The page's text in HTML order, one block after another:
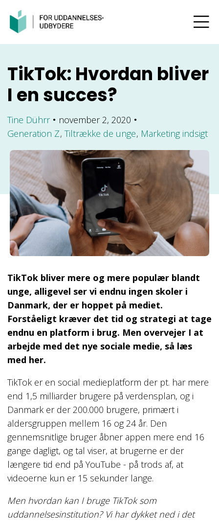
TikTok: Hvordan bliver
I en succes?
Tine Dührr● november 2, 2020 ●
Generation Z Tiltrække de unge Marketing indsigt
TikTok bliver mere og mere populær blandt
unge, alligevel ser vi endnu ingen skoler i
Danmark, der er hoppet på mediet.
Forståeligt kræver det tid og strategi at tage
endnu en platform i brug. Men overvejer I at
arbejde med det nye sociale medie, så læs
med her.
TikTok er en social medieplatform der pt. har mere
end 1,5 milliarder brugere på verdensplan, og i
Danmark er der 200.000 brugere, primært i
aldersgruppen mellem 16 og 24 år. Den
gennemsnitlige bruger åbner appen mere end 16
gange dagligt, og tal viser, at brugerne er der
længere tid end på YouTube - på trods af, at
videoerne kun er 15 sekunder lange.
Men hvordan kan I bruge TikTok som
uddannelsesinstitution? Vi har dykket ned i det